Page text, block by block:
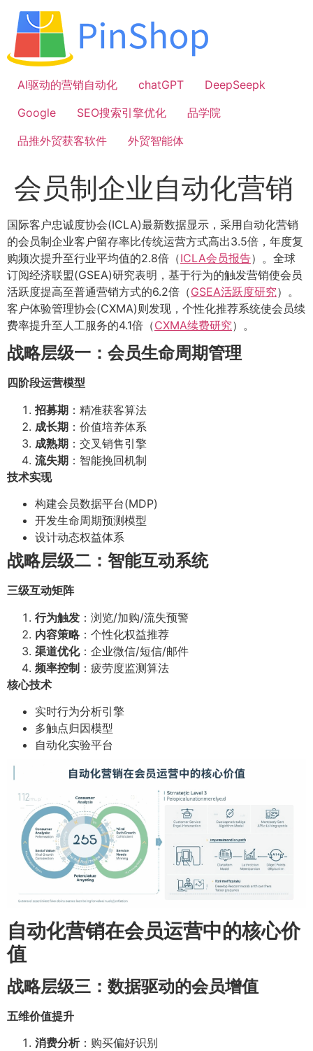
容
AI驱动的营销自动化
chatGPT
DeepSeepk
Google
SEO搜索引擎优化
品学院
品推外贸获客软件
外贸智能体
会员制企业自动化营销
国际客户忠诚度协会(ICLA)最新数据显示，采用自动化营销
的会员制企业客户留存率比传统运营方式高出3.5倍，年度复
购频次提升至行业平均值的2.8倍（ICLA会员报告）。全球
订阅经济联盟(GSEA)研究表明，基于行为的触发营销使会员
活跃度提高至普通营销方式的6.2倍（GSEA活跃度研究）。
客户体验管理协会(CXMA)则发现，个性化推荐系统使会员续
费率提升至人工服务的4.1倍（CXMA续费研究）。
战略层级一：会员生命周期管理
四阶段运营模型
招募期 ：精准获客算法
成长期 ：价值培养体系
成熟期 ：交叉销售引擎
流失期 ：智能挽回机制
技术实现
构建会员数据平台(MDP)
开发生命周期预测模型
设计动态权益体系
战略层级二：智能互动系统
三级互动矩阵
行为触发 ：浏览/加购/流失预警
内容策略：个性化权益推荐
渠道优化：企业微信/短信/邮件
频率控制 ：疲劳度监测算法
核心技术
实时行为分析引擎
多触点归因模型
自动化实验平台
自动化营销在会员运营中的核心价
值
战略层级三：数据驱动的会员增值
五维价值提升
消费分析：购买偏好识别